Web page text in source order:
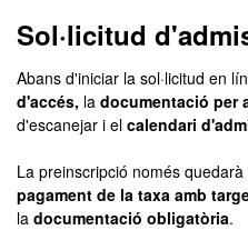
Sol·licitud
Abans d'iniciar la sol·licitud en
d'accés, la documentació per
d'escanejar i el calendari
La preinscripció només
pagament de la taxa amb
la documentació obligatòria.